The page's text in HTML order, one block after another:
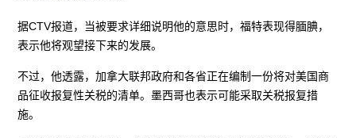
据CTV报道，当被要求详细说明他的意思时，福特表现得腼腆，
表示他将观望接下来的发展。
不过，他透露，加拿大联邦政府和各省正在编制一份将对美国商
品征收报复性关税的清单。墨西哥也表示可能采取关税报复措
施。